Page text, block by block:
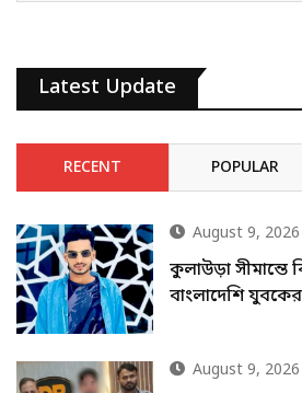
Latest Update
RECENT POPULAR
August 9, 2026
কুলাউড়া
বাংলাদেশি যুবকের
August 9, 2026